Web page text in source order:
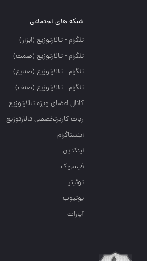
شبکه های اجتماعی
تلگرام - تالارتوزيع (ابزار)
تلگرام - تالارتوزيع (صمت)
تلگرام - تالارتوزيع (صنايع)
تلگرام - تالارتوزیع (صنف)
کانال اعضای ویژه تالارتوزیع
ربات کاربرتخصصی تالارتوزیع
اینستاگرام
لینکدین
فیسبوک
توئیتر
یوتیوب
آپارات